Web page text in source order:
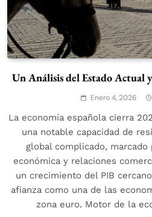
Un Análisis del Estado Actual
Enero 4, 2026
La economía española cierra
una notable capacidad de
global complicado,
económica y relaciones
un crecimiento del PIB
afianza como una de las
zona euro. Motor de la